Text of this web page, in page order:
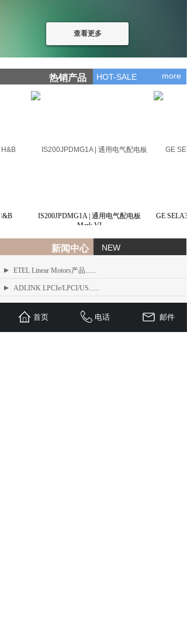
查看更多
more
热销产品 HOT-SALE
IS200JPDMG1A | 通用电气配电板
Mark VI
GE
新闻中心 NEW
ETEL Linear Motors产品......
ADLINK LPCIe/LPCI/US......
ADLINK MXE-1300 系列工业......
首页 电话 邮件